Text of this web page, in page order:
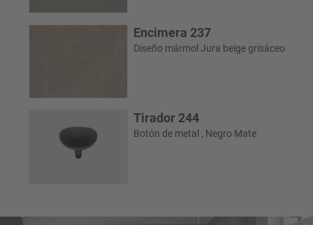
Encimera 237
Diseño mármol Jura beige grisáceo
Tirador 244
Botón de metal , Negro Mate